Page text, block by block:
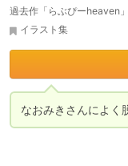
過去作「らぶぴーheaven
イラスト集
なおみきさんによく